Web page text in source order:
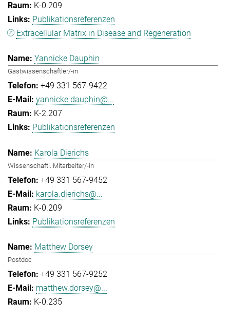
K-0.209
Publikationsreferenzen
Extracellular Matrix in Disease and Regeneration
Yannicke Dauphin
Gastwissenschaftler/-in
+49 331 567-9422
yannicke.dauphin@...
K-2.207
Publikationsreferenzen
Karola Dierichs
Wissenschaftl. Mitarbeiter/-in
+49 331 567-9452
karola.dierichs@...
K-0.209
Publikationsreferenzen
Matthew Dorsey
Postdoc
+49 331 567-9252
matthew.dorsey@...
K-0.235